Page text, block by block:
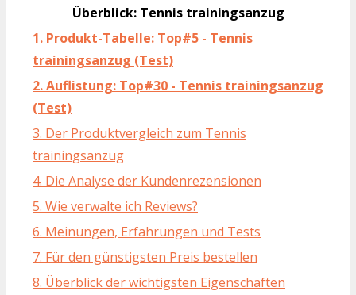
Überblick: Tennis trainingsanzug
1. Produkt-Tabelle: Top#5 - Tennis
trainingsanzug (Test)
2. Auflistung: Top#30 - Tennis trainingsanzug
(Test)
3. Der Produktvergleich zum Tennis
trainingsanzug
4. Die Analyse der Kundenrezensionen
5. Wie verwalte ich Reviews?
6. Meinungen, Erfahrungen und Tests
7. Für den günstigsten Preis bestellen
8. Überblick der wichtigsten Eigenschaften